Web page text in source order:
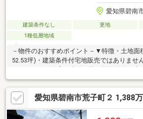
愛知県碧南
建築条件なし 更地
1種低層地域
－物件のおすすめポイント－▼特徴・土地面
52.53坪)・建築条件付宅地販売ではありませ
メーカーや工務店で建築可能・前面道路は南
道、間口は約11.9m・お庭や駐車スペースの
況は更地▼周辺環境・スーパー「バロー碧南
500m)・スギ薬局碧南城山店 徒歩5分(約
碧南緑町2丁目店 徒歩6分(約470m)※敷地の一
希望の住まい探しをお手伝いします
愛知県碧南市荒子町２ 1,388